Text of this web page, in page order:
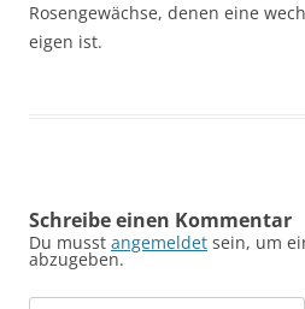
Rosengewächse, denen eine
eigen ist.
Schreibe einen Kommentar
Du musst angemeldet sein, um
abzugeben.